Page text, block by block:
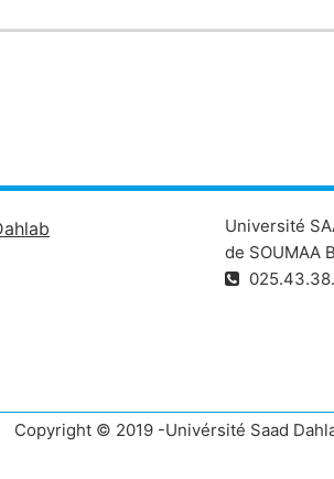
Université
de SOUMAA
Copyright © 2019 -Univérsité Saad